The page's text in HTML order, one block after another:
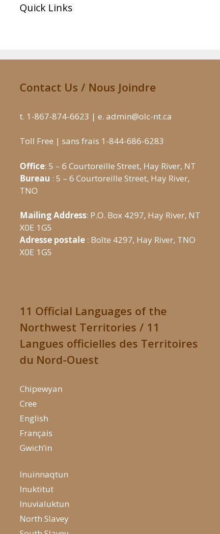
Quick Links
Contact Us / Nous Joindre
t. 1-867-874-6623 | e. admin@olc-nt.ca
Toll Free | sans frais 1-844-686-6283
Office: 5 – 6 Courtoreille Street, Hay River, NT
Bureau : 5 – 6 Courtoreille Street, Hay River,
TNO
Mailing Address: P.O. Box 4297, Hay River, NT
X0E 1G5
Adresse postale : Boîte 4297, Hay River, TNO
X0E 1G5
11 Official Languages of the
Northwest Territories / 11
Langues officielles des Territoires
du Nord-Ouest
Chipewyan
Cree
English
Français
Gwich’in
Inuinnaqtun
Inuktitut
Inuvialuktun
North Slavey